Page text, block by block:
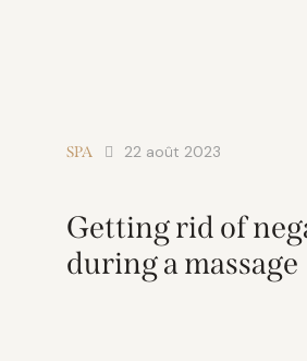
SPA 22 août 2023
Getting rid of
during a massage